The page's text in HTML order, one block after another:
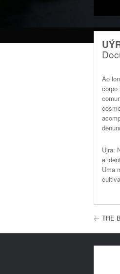
Ao
corpo
Ujra:
e
Uma
Post
← THE